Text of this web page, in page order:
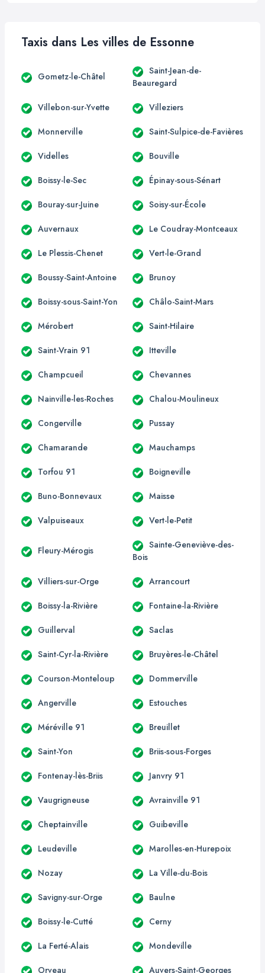
Taxis dans Les villes de Essonne
Gometz-le-Châtel
Saint-Jean-de-
Beauregard
Villebon-sur-Yvette Villeziers
Monnerville Saint-Sulpice-de-Favières
Videlles Bouville
Boissy-le-Sec Épinay-sous-Sénart
Bouray-sur-Juine Soisy-sur-École
Auvernaux Le Coudray-Montceaux
Le Plessis-Chenet Vert-le-Grand
Boussy-Saint-Antoine Brunoy
Boissy-sous-Saint-Yon Châlo-Saint-Mars
Mérobert Saint-Hilaire
Saint-Vrain 91 Itteville
Champcueil Chevannes
Nainville-les-Roches Chalou-Moulineux
Congerville Pussay
Chamarande Mauchamps
Torfou 91 Boigneville
Buno-Bonnevaux Maisse
Valpuiseaux Vert-le-Petit
Fleury-Mérogis
Sainte-Geneviève-des-
Bois
Villiers-sur-Orge Arrancourt
Boissy-la-Rivière Fontaine-la-Rivière
Guillerval Saclas
Saint-Cyr-la-Rivière Bruyères-le-Châtel
Courson-Monteloup Dommerville
Angerville Estouches
Méréville 91 Breuillet
Saint-Yon Briis-sous-Forges
Fontenay-lès-Briis Janvry 91
Vaugrigneuse Avrainville 91
Cheptainville Guibeville
Leudeville Marolles-en-Hurepoix
Nozay La Ville-du-Bois
Savigny-sur-Orge Baulne
Boissy-le-Cutté Cerny
La Ferté-Alais Mondeville
Orveau Auvers-Saint-Georges